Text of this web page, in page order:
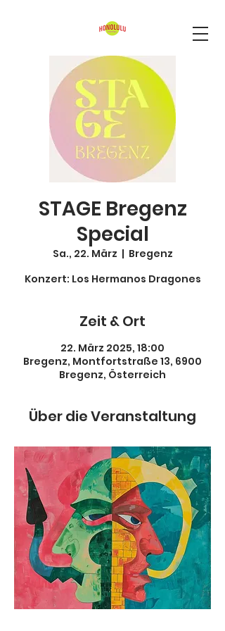
STAGE Bregenz
Special
Sa., 22. März
  |
Bregenz
Konzert: Los Hermanos Dragones
Zeit & Ort
22. März 2025, 18:00
Bregenz, Montfortstraße 13, 6900
Bregenz, Österreich
Über die Veranstaltung